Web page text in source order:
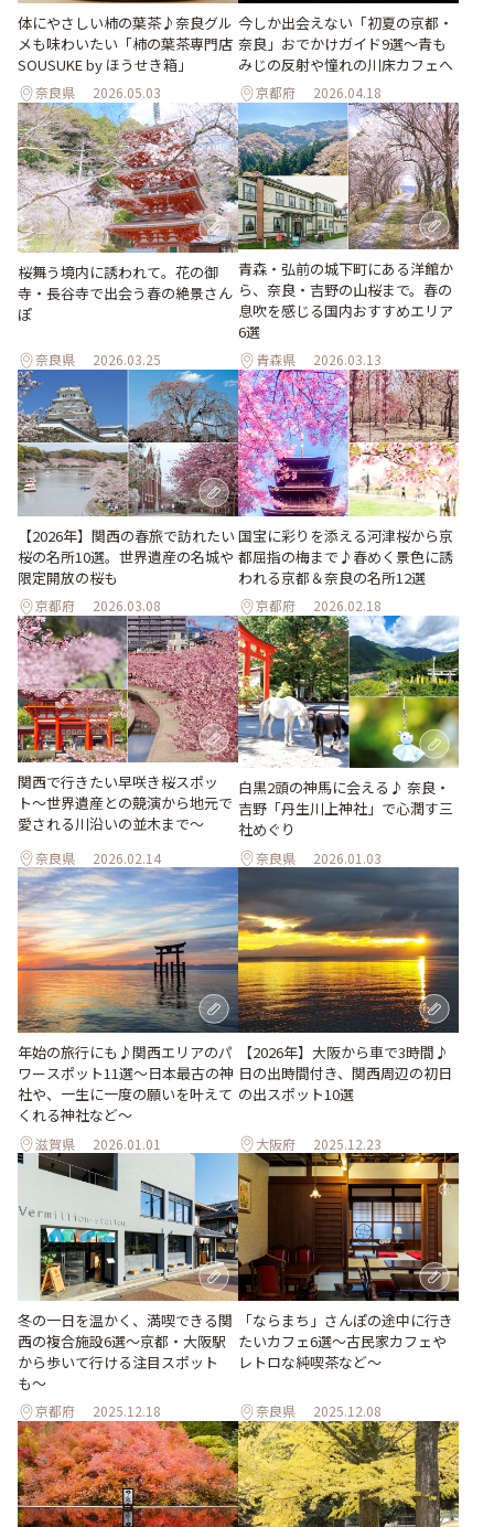
体にやさしい柿の葉茶♪奈良グル
メも味わいたい「柿の葉茶専門店
SOUSUKE by ほうせき箱」
奈良県 2026.05.03
今しか出会えない「初夏の京都・
奈良」おでかけガイド9選～青も
みじの反射や憧れの川床カフェへ
京都府 2026.04.18
桜舞う境内に誘われて。花の御
寺・長谷寺で出会う春の絶景さん
ぽ
奈良県 2026.03.25
青森・弘前の城下町にある洋館か
ら、奈良・吉野の山桜まで。春の
息吹を感じる国内おすすめエリア
6選
青森県 2026.03.13
【2026年】関西の春旅で訪れたい
桜の名所10選。世界遺産の名城や
限定開放の桜も
京都府 2026.03.08
国宝に彩りを添える河津桜から京
都屈指の梅まで♪春めく景色に誘
われる京都＆奈良の名所12選
京都府 2026.02.18
関西で行きたい早咲き桜スポッ
ト〜世界遺産との競演から地元で
愛される川沿いの並木まで〜
奈良県 2026.02.14
白黒2頭の神馬に会える♪ 奈良・
吉野「丹生川上神社」で心潤す三
社めぐり
奈良県 2026.01.03
年始の旅行にも♪関西エリアのパ
ワースポット11選～日本最古の神
社や、一生に一度の願いを叶えて
くれる神社など～
滋賀県 2026.01.01
【2026年】大阪から車で3時間♪
日の出時間付き、関西周辺の初日
の出スポット10選
大阪府 2025.12.23
冬の一日を温かく、満喫できる関
西の複合施設6選〜京都・大阪駅
から歩いて行ける注目スポット
も〜
京都府 2025.12.18
「ならまち」さんぽの途中に行き
たいカフェ6選〜古民家カフェや
レトロな純喫茶など〜
奈良県 2025.12.08